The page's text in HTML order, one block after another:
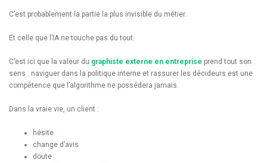
C’est probablement la partie la plus invisible du métier.
Et celle que l’IA ne touche pas du tout.
C’est ici que la valeur du graphiste externe en entreprise prend tout son
sens : naviguer dans la politique interne et rassurer les décideurs est une
compétence que l’algorithme ne possédera jamais.
Dans la vraie vie, un client :
hésite
change d’avis
doute